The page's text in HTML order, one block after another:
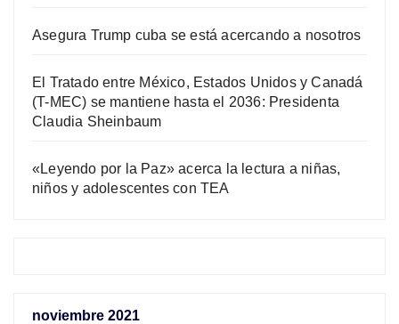
Asegura Trump cuba se está acercando a nosotros
El Tratado entre México, Estados Unidos y Canadá
(T-MEC) se mantiene hasta el 2036: Presidenta
Claudia Sheinbaum
«Leyendo por la Paz» acerca la lectura a niñas,
niños y adolescentes con TEA
noviembre 2021